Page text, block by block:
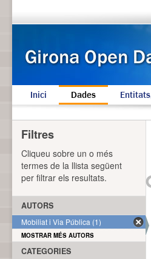
Inici Dades
Filtres
Cliqueu sobre un o més
termes de la llista següent
per filtrar els resultats.
AUTORS
Mobiliat i Via Pública (1)
MOSTRAR MÉS AUTORS
CATEGORIES